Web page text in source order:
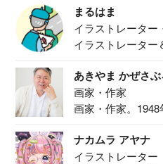
まるはま
イラストレーター
イラストレーター
あきやま かぜさぶ
画家・作家
画家・作家。1948
ナカムラ アヤナ
イラストレータ